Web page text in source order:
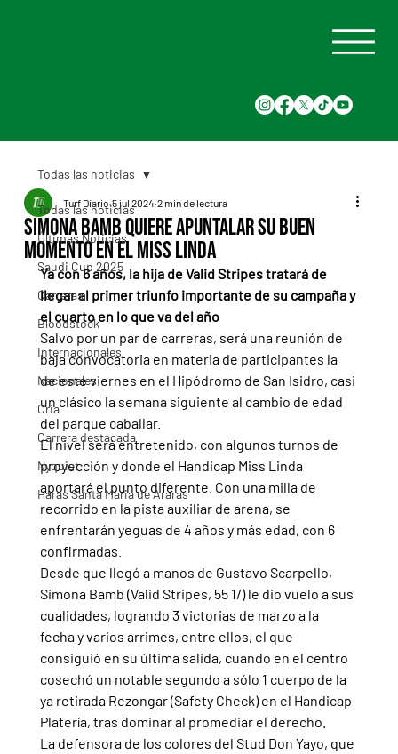
Todas las noticias
Últimas Noticias
Saudi Cup 2025
Carreras
Bloodstock
Internacionales
Nacionales
Cria
Carrera destacada
Nyquist
Haras Santa Maria de Araras
Todas las noticias
Simona Bamb quiere apuntalar su buen
momento en el Miss Linda
Turf Diario 5 jul 2024 2 min de lectura
Ya con 6 años, la hija de Valid Stripes tratará de
llegar al primer triunfo importante de su campaña y
el cuarto en lo que va del año
Salvo por un par de carreras, será una reunión de
baja convocatoria en materia de participantes la
de este viernes en el Hipódromo de San Isidro, casi
un clásico la semana siguiente al cambio de edad
del parque caballar.
El nivel será entretenido, con algunos turnos de
proyección y donde el Handicap Miss Linda
aportará el punto diferente. Con una milla de
recorrido en la pista auxiliar de arena, se
enfrentarán yeguas de 4 años y más edad, con 6
confirmadas.
Desde que llegó a manos de Gustavo Scarpello,
Simona Bamb (Valid Stripes, 55 1/) le dio vuelo a sus
cualidades, logrando 3 victorias de marzo a la
fecha y varios arrimes, entre ellos, el que
consiguió en su última salida, cuando en el centro
cosechó un notable segundo a sólo 1 cuerpo de la
ya retirada Rezongar (Safety Check) en el Handicap
Platería, tras dominar al promediar el derecho.
La defensora de los colores del Stud Don Yayo, que